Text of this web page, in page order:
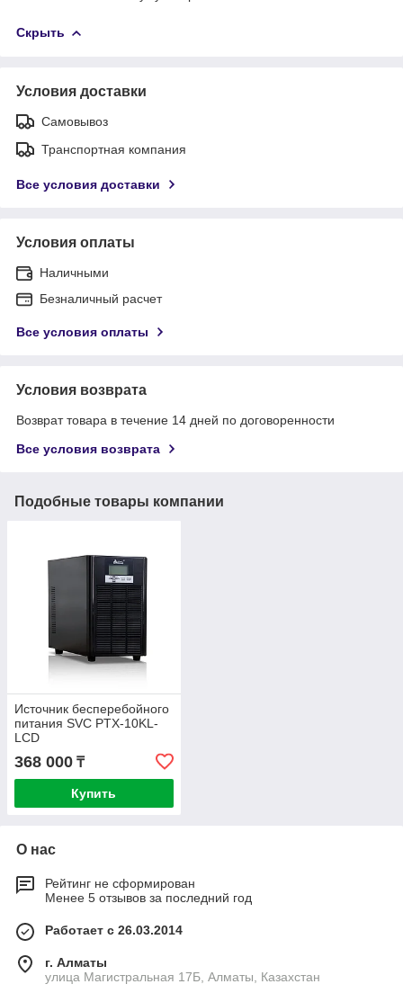
Скрыть
Условия доставки
Самовывоз
Транспортная компания
Все условия доставки
Условия оплаты
Наличными
Безналичный расчет
Все условия оплаты
Условия возврата
Возврат товара в течение 14 дней по договоренности
Все условия возврата
Подобные товары компании
Источник бесперебойного
питания SVC PTX-10KL-
LCD
368 000 ₸
Купить
О нас
Рейтинг не сформирован
Менее 5 отзывов за последний год
Работает с 26.03.2014
г. Алматы
улица Магистральная 17Б, Алматы, Казахстан